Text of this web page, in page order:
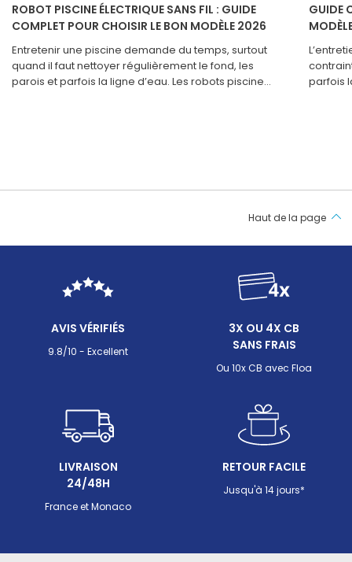
ROBOT PISCINE ÉLECTRIQUE SANS FIL : GUIDE
COMPLET POUR CHOISIR LE BON MODÈLE 2026
Entretenir une piscine demande du temps, surtout
quand il faut nettoyer régulièrement le fond, les
parois et parfois la ligne d’eau. Les robots piscine
ayez une petite piscine hors-sol ou un grand bassin
dépend surtout de la taille de votre piscine, du
un robot sans fil vraiment adapté à votre usage.
GUIDE
parfois
budget.
Haut de la page
AVIS VÉRIFIÉS
9.8/10 - Excellent
3X OU 4X CB
SANS FRAIS
Ou 10x CB avec Floa
LIVRAISON
24/48H
France et Monaco
RETOUR FACILE
Jusqu'à 14 jours*